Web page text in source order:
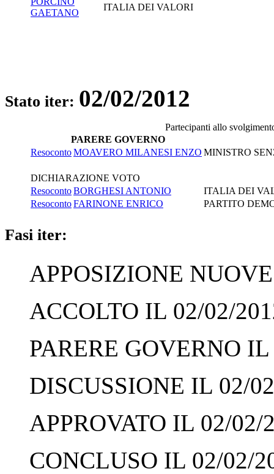
GAETANO
ITALIA DEI VALORI
Stato iter: 02/02/2012
Partecipanti allo
PARERE GOVERNO
ResocontoMOAVERO MILANESI ENZO MINISTRO
DICHIARAZIONE VOTO
ResocontoBORGHESI ANTONIO
ITALIA DEI
ResocontoFARINONE ENRICO PARTITO
Fasi iter:
APPOSIZIONE
ACCOLTO IL 02/02/
PARERE GOVERNO
DISCUSSIONE IL 02/
APPROVATO IL 02/02/
CONCLUSO IL 02/02/